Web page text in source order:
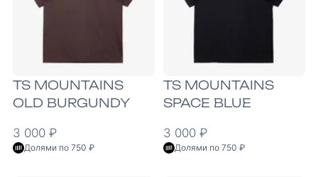
TS MOUNTAINS
OLD BURGUNDY
3 000 ₽
Долями по 750 ₽
TS MOUNTAINS
SPACE BLUE
3 000 ₽
Долями по 750 ₽